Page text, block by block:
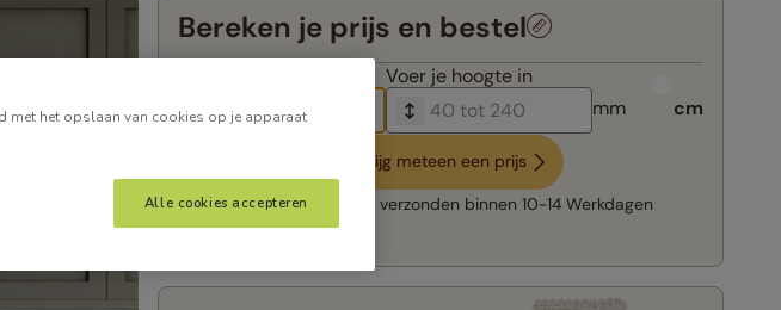
Bereken je prijs en bestel
Voer je hoogte in
mm
cm
Krijg meteen een prijs
Snelle levering:
verzonden binnen 10-14 Werkdagen
met het opslaan van cookies op je apparaat
Alle cookies accepteren